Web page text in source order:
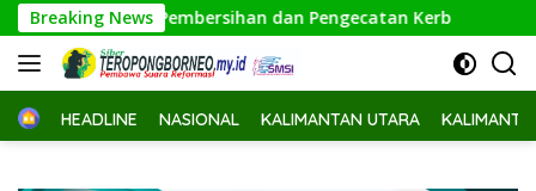
Langsung
ke
konten
Breaking News
Pembersihan dan Pengecatan Kerb Bappeda
HomeHEADLINE NASIONAL KALIMANTAN UTARA